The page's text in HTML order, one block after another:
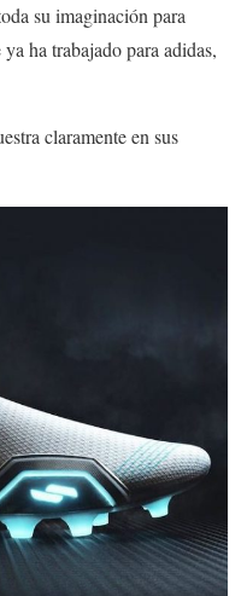
su imaginación para
ha trabajado para adidas,
claramente en sus